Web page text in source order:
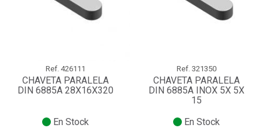
Ref. 426111
CHAVETA PARALELA
DIN 6885A 28X16X320
En Stock
Ref. 321350
CHAVETA PARALELA
DIN 6885A INOX 5X 5X
15
En Stock